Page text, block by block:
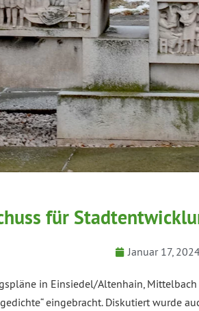
für
Januar 17,
in Einsiedel/Altenhain,
eingebracht. Diskutiert wurde